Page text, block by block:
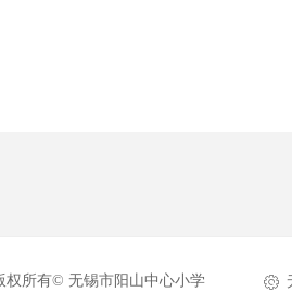
权所有© 无锡市阳山中心小学 ꂉ